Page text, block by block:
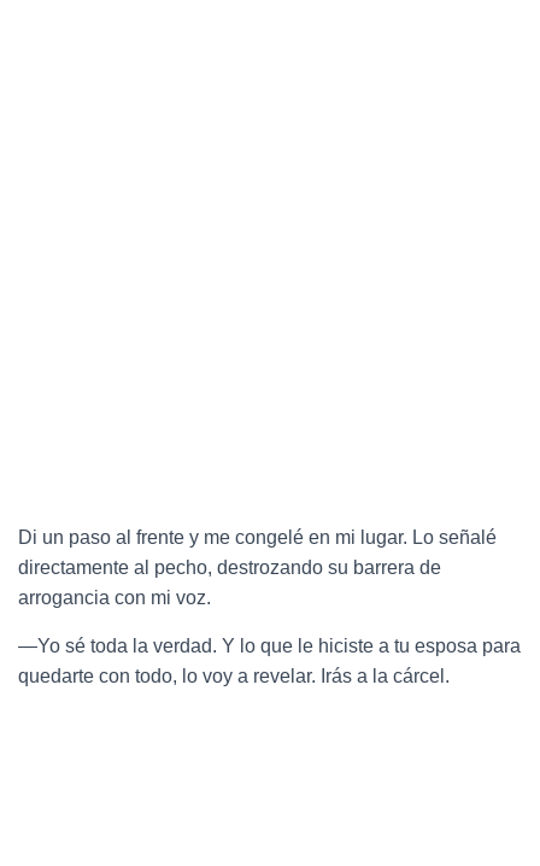
Di un paso al frente y me congelé en mi lugar. Lo señalé
directamente al pecho, destrozando su barrera de
arrogancia con mi voz.
—Yo sé toda la verdad. Y lo que le hiciste a tu esposa para
quedarte con todo, lo voy a revelar. Irás a la cárcel.